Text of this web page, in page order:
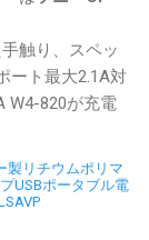
触り、スペッ
ート最大2.1A対
W4-820が充電
製リチウムポリマ
USBポータブル電